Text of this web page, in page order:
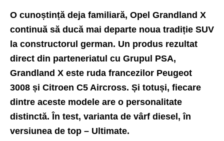
O cunoștință deja familiară, Opel Grandland X
continuă să ducă mai departe noua tradiție SUV
la constructorul german. Un produs rezultat
direct din parteneriatul cu Grupul PSA,
Grandland X este ruda francezilor Peugeot
3008 și Citroen C5 Aircross. Și totuși, fiecare
dintre aceste modele are o personalitate
distinctă.În test, varianta de vârf diesel, în
versiunea de top – Ultimate.